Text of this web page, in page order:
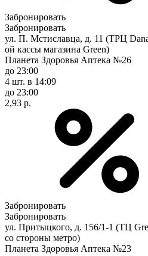
Забронировать
Забронировать
ул. П. Мстиславца, д. 11 (ТРЦ
ой кассы магазина Green)
Планета Здоровья Аптека №26
до 23:00
4 шт. в 14:09
до 23:00
2,93 р.
Забронировать
Забронировать
ул. Притыцкого, д. 156/1-1 (ТЦ
со стороны метро)
Планета Здоровья Аптека №23